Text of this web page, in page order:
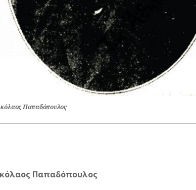
Παπαδόπουλος
Παπαδόπουλος